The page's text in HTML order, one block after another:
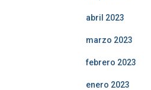
abril 2023
marzo 2023
febrero 2023
enero 2023